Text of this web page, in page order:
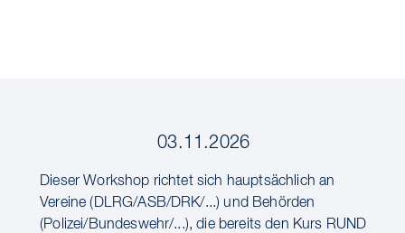
03.11.2026
Dieser Workshop richtet sich hauptsächlich an
Vereine (DLRG/ASB/DRK/...) und Behörden
(Polizei/Bundeswehr/...), die bereits den Kurs RUND